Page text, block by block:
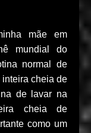
mãe em
mundial do
normal de
cheia de
de lavar na
cheia de
como um